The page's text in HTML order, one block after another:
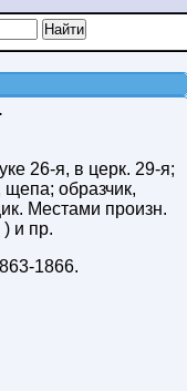
26-я, в церк. 29-я;
щепа; образчик,
Местами произн.
) и пр.
1866.